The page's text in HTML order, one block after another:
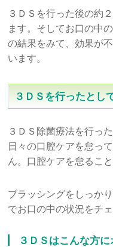
３ＤＳを行った後の約
ます。そしてお口の中
の結果をみて、効果が
います。
３ＤＳを行ったとし
３ＤＳ除菌療法を行っ
日々の口腔ケアを怠っ
ん。口腔ケアを怠るこ
ブラッシングをしっか
でお口の中の状況をチ
３ＤＳはこんな方